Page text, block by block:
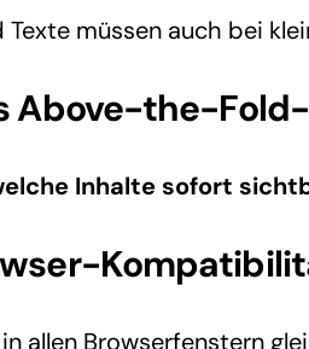
Texte müssen auch bei
Above-the-
Inhalte sofort
allen Browserfenstern